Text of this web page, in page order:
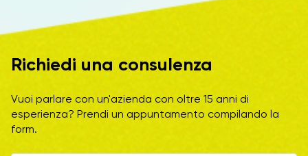
Richiedi una consulenza
Vuoi parlare con un'azienda con oltre 15 anni di
esperienza? Prendi un appuntamento compilando la
form.